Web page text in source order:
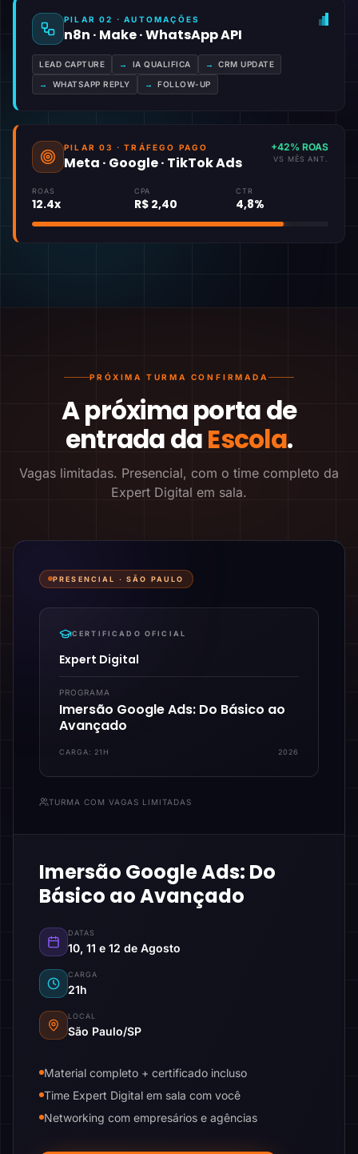
PILAR 02 · AUTOMAÇÕES
n8n · Make · WhatsApp API
LEAD CAPTURE → IA QUALIFICA → CRM UPDATE
→ WHATSAPP REPLY → FOLLOW-UP
PILAR 03 · TRÁFEGO PAGO
Meta · Google · TikTok Ads
+42% ROAS
VS MÊS ANT.
ROAS
12.4x
CPA
R$ 2,40
CTR
4,8%
PRÓXIMA TURMA CONFIRMADA
A próxima porta de
entrada daEscola.
Vagas limitadas. Presencial, com o time completo da
Expert Digital em sala.
PRESENCIAL ·SÃO PAULO
CERTIFICADO OFICIAL
Expert Digital
PROGRAMA
Imersão Google Ads: Do Básico ao
Avançado
CARGA: 21H 2026
TURMA COM VAGAS LIMITADAS
Imersão Google Ads: Do
Básico ao Avançado
DATAS
10, 11 e 12 de Agosto
CARGA
21h
LOCAL
São Paulo/SP
Material completo + certificado incluso
Time Expert Digital em sala com você
Networking com empresários e agências